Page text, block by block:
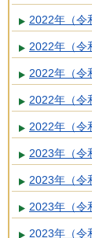
2022年（令
2022年（令
2022年（令
2022年（令
2022年（令
2023年（令
2023年（令
2023年（令
2023年（令